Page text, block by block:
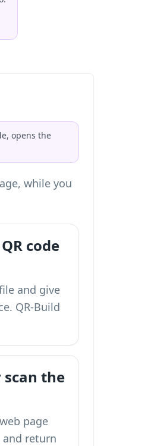
opens the
while you
code
and give
QR-Build
the
page
and return